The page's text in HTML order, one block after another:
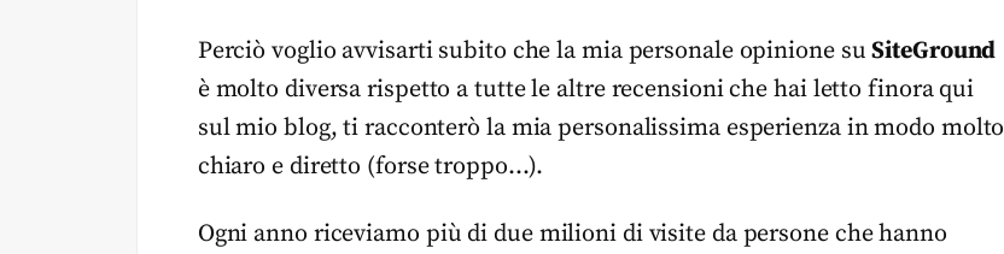
Perciò voglio avvisarti subito che la mia personale opinione suSiteGround
è molto diversa rispetto a tutte le altre recensioni che hai letto finora qui
sul mio blog, ti racconterò la mia personalissima esperienza in modo molto
chiaro e diretto (forse troppo…).
Ogni anno riceviamo più di due milioni di visite da persone che hanno